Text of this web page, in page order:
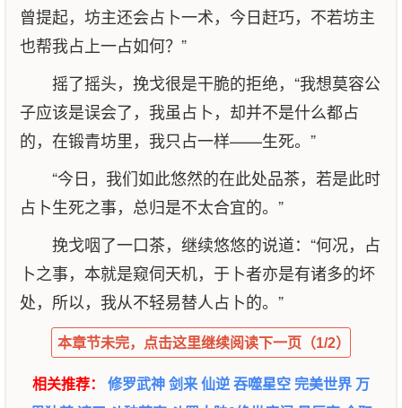
曾提起，坊主还会占卜一术，今日赶巧，不若坊主
也帮我占上一占如何？”
摇了摇头，挽戈很是干脆的拒绝，“我想莫容公
子应该是误会了，我虽占卜，却并不是什么都占
的，在锻青坊里，我只占一样——生死。”
“今日，我们如此悠然的在此处品茶，若是此时
占卜生死之事，总归是不太合宜的。”
挽戈咽了一口茶，继续悠悠的说道：“何况，占
卜之事，本就是窥伺天机，于卜者亦是有诸多的坏
处，所以，我从不轻易替人占卜的。”
本章节未完，点击这里继续阅读下一页（1/2）
相关推荐： 修罗武神剑来仙逆吞噬星空 完美世界 万